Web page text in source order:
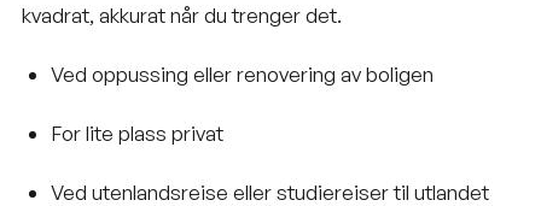
kvadrat, akkurat når du trenger det.
Ved oppussing eller renovering av boligen
For lite plass privat
Ved utenlandsreise eller studiereiser til utlandet